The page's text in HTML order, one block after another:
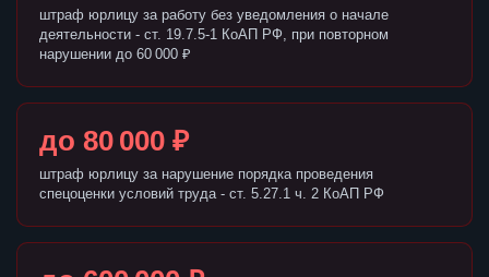
штраф юрлицу за работу без уведомления о начале
деятельности - ст. 19.7.5-1 КоАП РФ, при повторном
нарушении до 60 000 ₽
до 80 000 ₽
штраф юрлицу за нарушение порядка проведения
спецоценки условий труда - ст. 5.27.1 ч. 2 КоАП РФ